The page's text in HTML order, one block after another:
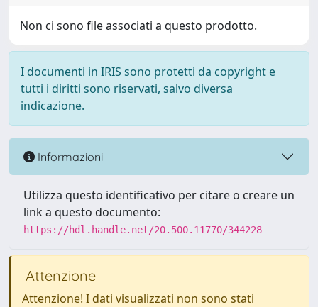
Non ci sono file associati a questo prodotto.
I documenti in IRIS sono protetti da copyright e
tutti i diritti sono riservati, salvo diversa
indicazione.
Informazioni
Utilizza questo identificativo per citare o creare un
link a questo documento:
https://hdl.handle.net/20.500.11770/344228
Attenzione
Attenzione! I dati visualizzati non sono stati